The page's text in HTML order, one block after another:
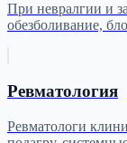
При невралгии и
обезболивание,
Ревматология
Ревматологи